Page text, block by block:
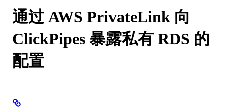
通过 AWS PrivateLink 向
ClickPipes 暴露私有 RDS 的
配置